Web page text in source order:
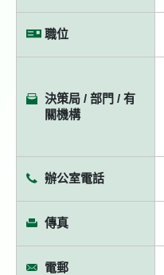
職位
決策局 / 部門 / 有
關機構
辦公室電話
傳真
電郵